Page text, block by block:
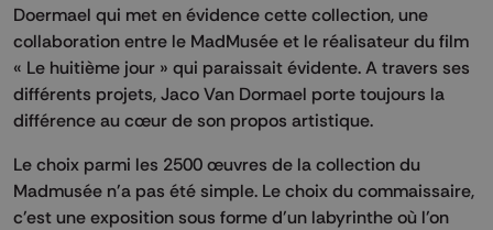
Doermael qui met en évidence cette collection, une
collaboration entre le MadMusée et le réalisateur du film
« Le huitième jour » qui paraissait évidente. A travers ses
différents projets, Jaco Van Dormael porte toujours la
différence au cœur de son propos artistique.
Le choix parmi les 2500 œuvres de la collection du
Madmusée n'a pas été simple. Le choix du commaissaire,
c'est une exposition sous forme d'un labyrinthe où l'on